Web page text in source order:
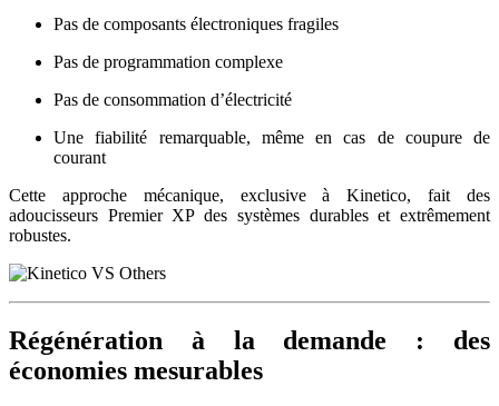
Pas de composants électroniques fragiles
Pas de programmation complexe
Pas de consommation d’électricité
Une fiabilité remarquable, même en cas de coupure de
courant
Cette approche mécanique, exclusive à Kinetico, fait des
adoucisseurs Premier XP des systèmes durables et extrêmement
robustes.
Régénération à la demande : des
économies mesurables